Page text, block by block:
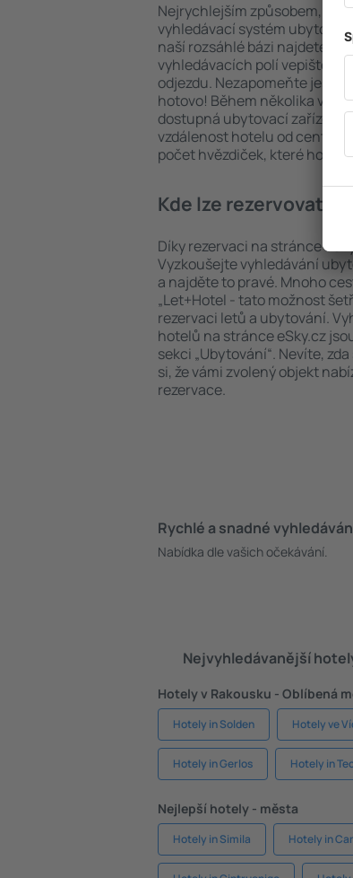
Nejrychlejším způsobem, jak
vyhledávací systém
naší rozsáhlé bázi najdete
vyhledávacích polí vepište cíl
odjezdu. Nezapomeňte ještě
hotovo! Během několika
dostupná ubytovací zařízení.
vzdálenost hotelu od centra,
počet hvězdiček, které hotel
Kde lze rezervovat
Díky rezervaci na stránce
Vyzkoušejte vyhledávání
a najděte to pravé. Mnoho
„Let+Hotel - tato možnost
rezervaci letů a ubytování.
hotelů na stránce eSky.cz
sekci „Ubytování“. Nevíte,
si, že vámi zvolený objekt
rezervace.
Rychlé a snadné
Nabídka dle vašich očekávání.
Nejvyhledávanější
Hotely v Rakousku - Oblíbená
Hotely in Solden Hotely ve
Hotely in Gerlos Hotely in
Nejlepší hotely - města
Hotely in Simila Hotely in